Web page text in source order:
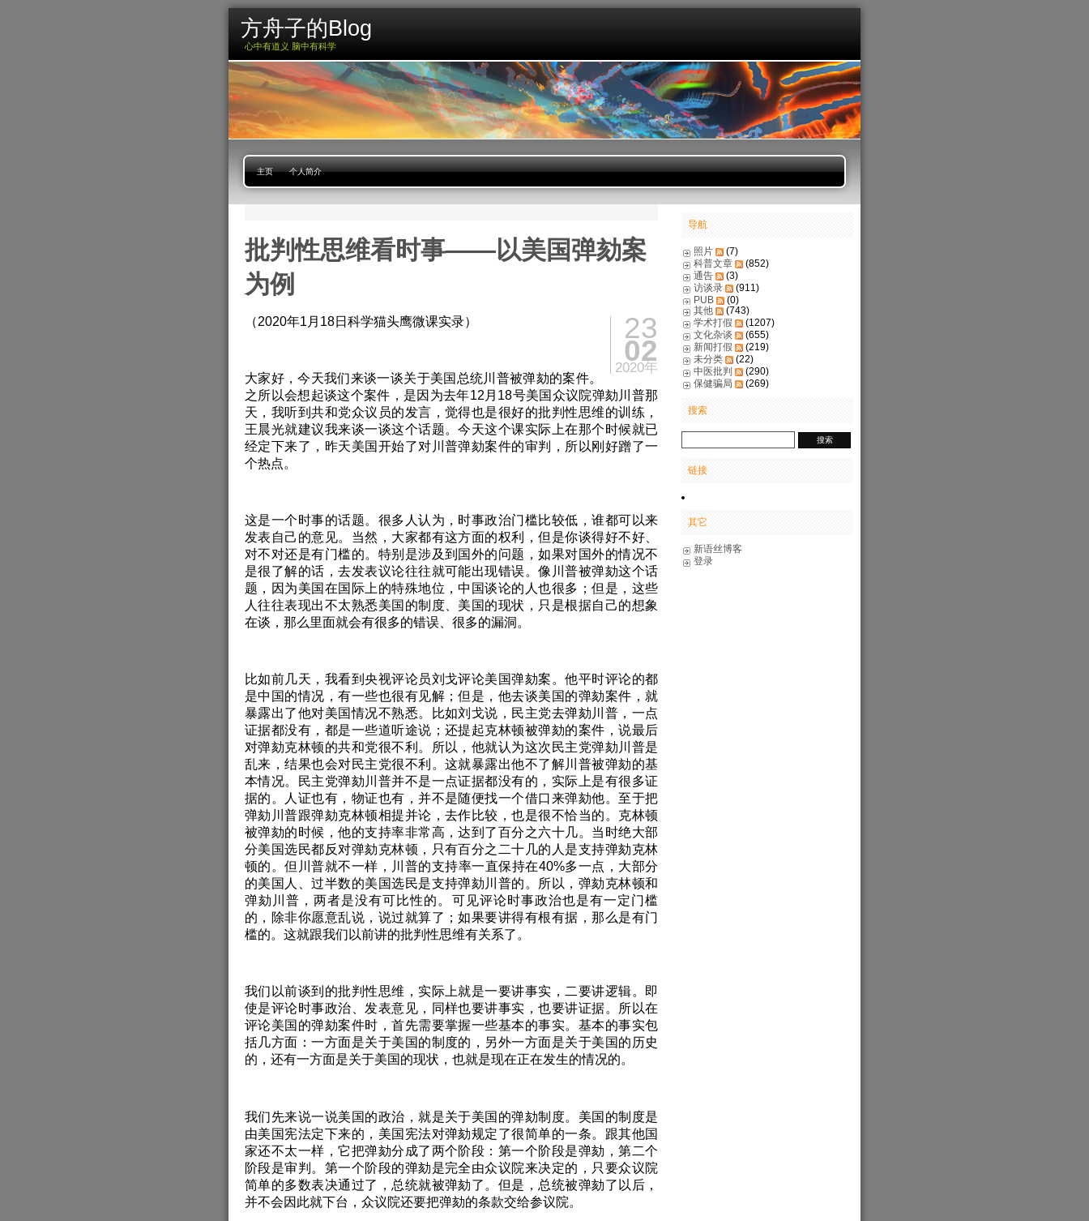
方舟子的Blog
心中有道义 脑中有科学
主页 个人简介
批判性思维看时事——以美国弹劾案
为例
23
02
2020年
（2020年1月18日科学猫头鹰微课实录）
大家好，今天我们来谈一谈关于美国总统川普被弹劾的案件。
之所以会想起谈这个案件，是因为去年12月18号美国众议院弹劾川普那
天，我听到共和党众议员的发言，觉得也是很好的批判性思维的训练，
王晨光就建议我来谈一谈这个话题。今天这个课实际上在那个时候就已
经定下来了，昨天美国开始了对川普弹劾案件的审判，所以刚好蹭了一
个热点。
这是一个时事的话题。很多人认为，时事政治门槛比较低，谁都可以来
发表自己的意见。当然，大家都有这方面的权利，但是你谈得好不好、
对不对还是有门槛的。特别是涉及到国外的问题，如果对国外的情况不
是很了解的话，去发表议论往往就可能出现错误。像川普被弹劾这个话
题，因为美国在国际上的特殊地位，中国谈论的人也很多；但是，这些
人往往表现出不太熟悉美国的制度、美国的现状，只是根据自己的想象
在谈，那么里面就会有很多的错误、很多的漏洞。
比如前几天，我看到央视评论员刘戈评论美国弹劾案。他平时评论的都
是中国的情况，有一些也很有见解；但是，他去谈美国的弹劾案件，就
暴露出了他对美国情况不熟悉。比如刘戈说，民主党去弹劾川普，一点
证据都没有，都是一些道听途说；还提起克林顿被弹劾的案件，说最后
对弹劾克林顿的共和党很不利。所以，他就认为这次民主党弹劾川普是
乱来，结果也会对民主党很不利。这就暴露出他不了解川普被弹劾的基
本情况。民主党弹劾川普并不是一点证据都没有的，实际上是有很多证
据的。人证也有，物证也有，并不是随便找一个借口来弹劾他。至于把
弹劾川普跟弹劾克林顿相提并论，去作比较，也是很不恰当的。克林顿
被弹劾的时候，他的支持率非常高，达到了百分之六十几。当时绝大部
分美国选民都反对弹劾克林顿，只有百分之二十几的人是支持弹劾克林
顿的。但川普就不一样，川普的支持率一直保持在40%多一点，大部分
的美国人、过半数的美国选民是支持弹劾川普的。所以，弹劾克林顿和
弹劾川普，两者是没有可比性的。可见评论时事政治也是有一定门槛
的，除非你愿意乱说，说过就算了；如果要讲得有根有据，那么是有门
槛的。这就跟我们以前讲的批判性思维有关系了。
我们以前谈到的批判性思维，实际上就是一要讲事实，二要讲逻辑。即
使是评论时事政治、发表意见，同样也要讲事实，也要讲证据。所以在
评论美国的弹劾案件时，首先需要掌握一些基本的事实。基本的事实包
括几方面：一方面是关于美国的制度的，另外一方面是关于美国的历史
的，还有一方面是关于美国的现状，也就是现在正在发生的情况的。
我们先来说一说美国的政治，就是关于美国的弹劾制度。美国的制度是
由美国宪法定下来的，美国宪法对弹劾规定了很简单的一条。跟其他国
家还不太一样，它把弹劾分成了两个阶段：第一个阶段是弹劾，第二个
阶段是审判。第一个阶段的弹劾是完全由众议院来决定的，只要众议院
简单的多数表决通过了，总统就被弹劾了。但是，总统被弹劾了以后，
并不会因此就下台，众议院还要把弹劾的条款交给参议院。
导航
照片
(7)
科普文章
(852)
通告
(3)
访谈录
(911)
PUB
(0)
其他
(743)
学术打假
(1207)
文化杂谈
(655)
新闻打假
(219)
未分类
(22)
中医批判
(290)
保健骗局
(269)
搜索
链接
其它
新语丝博客
登录